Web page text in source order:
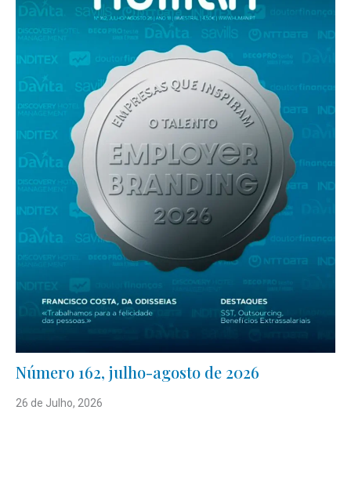
Número 162, julho-agosto de 2026
26 de Julho, 2026